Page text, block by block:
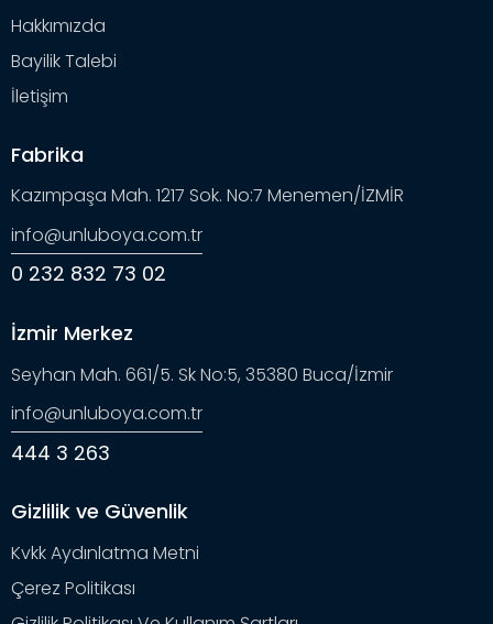
Hakkımızda
Bayilik Talebi
İletişim
Fabrika
Kazımpaşa Mah. 1217 Sok. No:7 Menemen/İZMİR
info@unluboya.com.tr
0 232 832 73 02
İzmir Merkez
Seyhan Mah. 661/5. Sk No:5, 35380 Buca/İzmir
info@unluboya.com.tr
444 3 263
Gizlilik ve Güvenlik
Kvkk Aydınlatma Metni
Çerez Politikası